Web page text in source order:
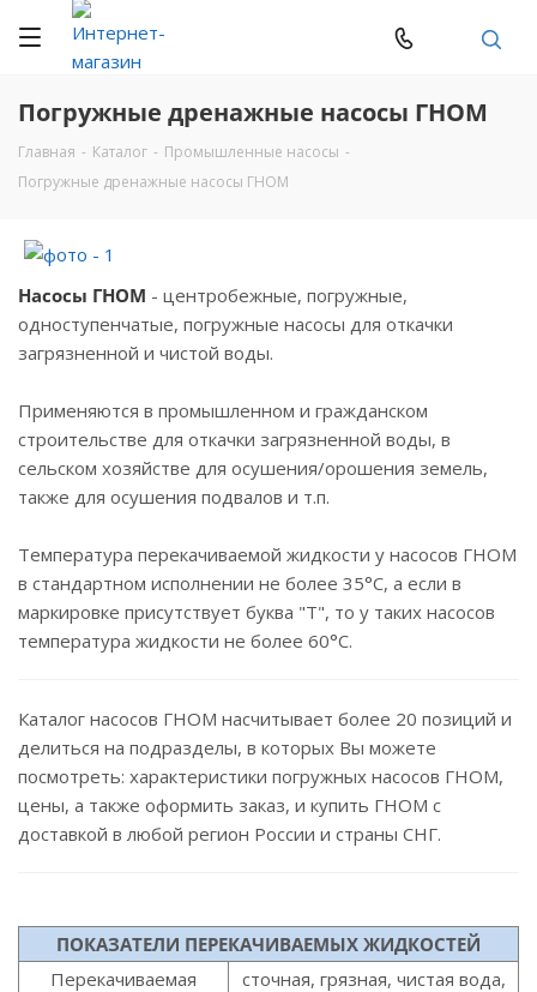
Погружные дренажные насосы ГНОМ
Главная - Каталог - Промышленные насосы -
Погружные дренажные насосы ГНОМ
Насосы ГНОМ - центробежные, погружные,
одноступенчатые, погружные насосы для откачки
загрязненной и чистой воды.
Применяются в промышленном и гражданском
строительстве для откачки загрязненной воды, в
сельском хозяйстве для осушения/орошения земель,
также для осушения подвалов и т.п.
Температура перекачиваемой жидкости у насосов ГНОМ
в стандартном исполнении не более 35°С, а если в
маркировке присутствует буква "Т", то у таких насосов
температура жидкости не более 60°С.
Каталог насосов ГНОМ насчитывает более 20 позиций и
делиться на подразделы, в которых Вы можете
посмотреть: характеристики погружных насосов ГНОМ,
цены, а также оформить заказ, и купить ГНОМ с
доставкой в любой регион России и страны СНГ.
ПОКАЗАТЕЛИ ПЕРЕКАЧИВАЕМЫХ ЖИДКОСТЕЙ
Перекачиваемая
сточная, грязная, чистая вода,